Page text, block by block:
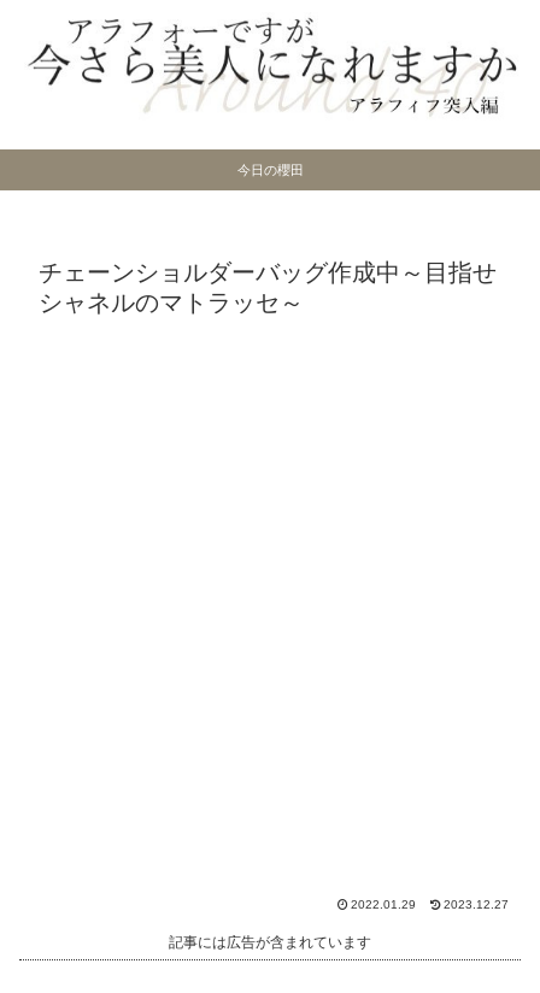
今日の櫻田
チェーンショルダーバッグ作成中～目指せ
シャネルのマトラッセ～
2022.01.29 2023.12.27
記事には広告が含まれています